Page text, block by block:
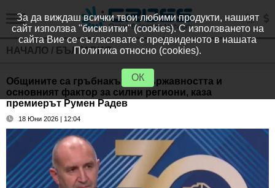
НАЧАЛО / БЪЛГАРИЯ
Общините са гръбнакът на държавността и
основният фактор за силни региони, каза
премиерът Румен Радев
18 Юни 2026 | 12:04
За да виждаш всички твои любими продукти, нашият
сайт използва "бисквитки" (cookies). С използването на
сайта Вие се съгласявате с предвиденото в нашата
Политика относно (cookies).
ОК